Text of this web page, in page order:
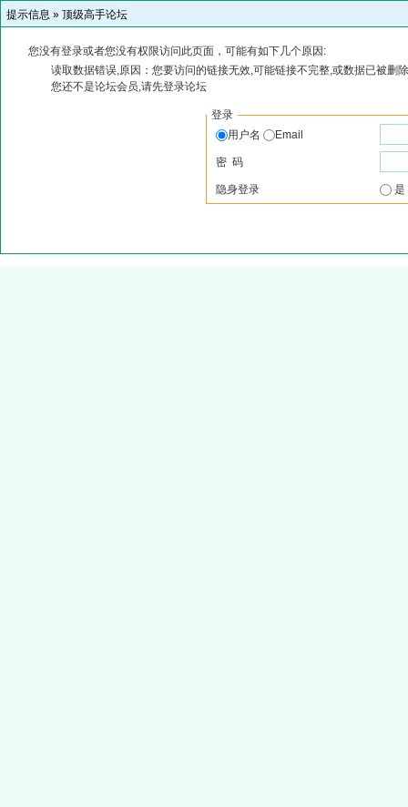
提示信息 » 顶级高手论坛
您没有登录或者您没有权限访问此页面，可能有如下几个原因:
读取数据错误,原因：您要访问的链接无效,可能链接不完整,或数据已被删
您还不是论坛会员,请先登录论坛
登录
用户名
Email
密 码
隐身登录